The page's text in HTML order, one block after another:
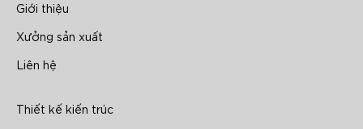
Giới thiệu
Xưởng sản xuất
Liên hệ
Thiết kế kiến trúc